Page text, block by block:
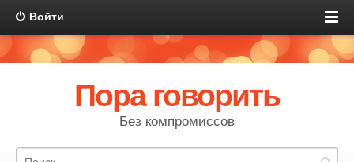
Войти
Пора говорить
Без компромиссов